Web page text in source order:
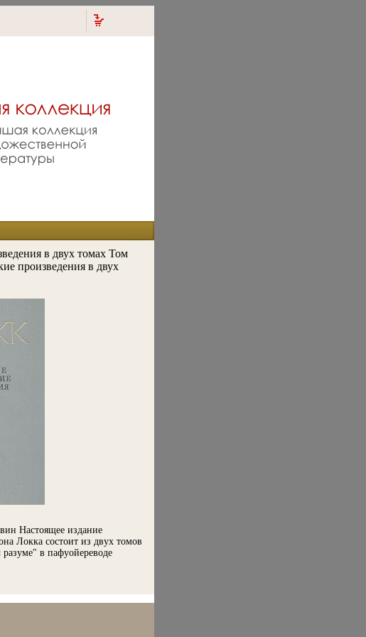
в двух томах Том
произведения в двух
Настоящее издание
Локка состоит из двух томов
в пафуойереводе